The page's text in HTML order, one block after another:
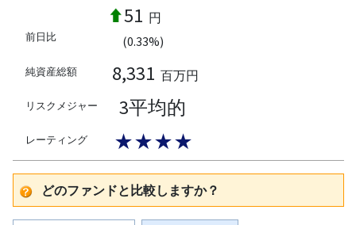
前日比
51 円
(0.33%)
純資産総額 8,331 百万円
リスクメジャー 3平均的
レーティング ★★★★
どのファンドと比較しますか？